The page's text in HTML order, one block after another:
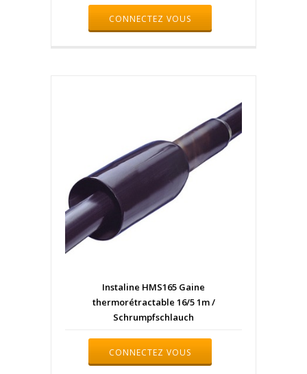
CONNECTEZ VOUS
Instaline HMS165 Gaine
thermorétractable 16/5 1m /
Schrumpfschlauch
CONNECTEZ VOUS